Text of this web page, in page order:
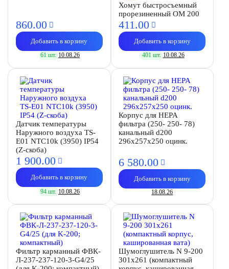
860.00
Добавить в корзину
61 шт. 10.08.26
Хомут быстросъемный
прорезиненный OM 200
411.00
Добавить в корзину
401 шт. 10.08.26
Датчик температуры
Наружного воздуха TS-
E01 NTC10k (3950) IP54
(Z-скоба)
1 900.00
Добавить в корзину
94 шт. 10.08.26
Корпус для HEPA
фильтра (250- 250- 78)
канальный d200
296х257х250 оцинк.
6 580.00
Добавить в корзину
18.08.26
Фильтр карманный ФВК-
Л-237-237-120-3-G4/25
Шумоглушитель N 9-200
301х261 (компактный